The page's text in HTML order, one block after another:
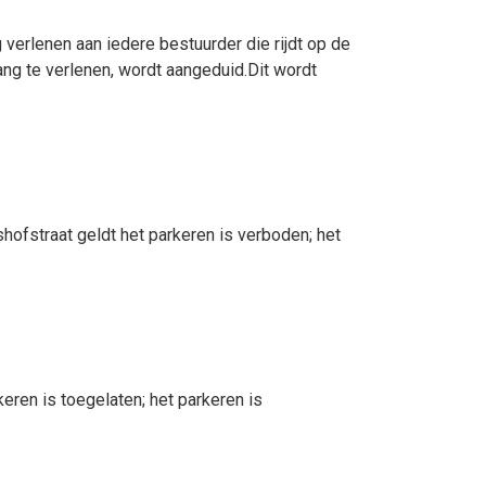
aan iedere bestuurder die rijdt op de
te verlenen, wordt aangeduid.Dit wordt
geldt het parkeren is verboden; het
is toegelaten; het parkeren is